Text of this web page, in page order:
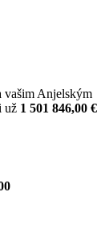
Anjelským
už 1 501 846,00 €